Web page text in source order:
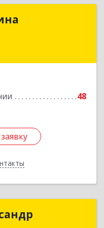
48
Ирина
Подробнее
Александр